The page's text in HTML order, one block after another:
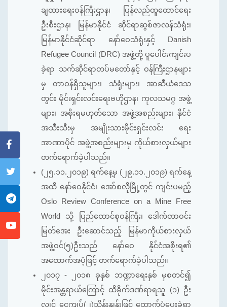
ချထားရေးဝန်ကြီးဌာန၊ ပြန်လည်ထူထောင်ရေး
ဦးစီးဌာန၊ မြန်မာနိုင်ငံ ဆိုင်ရာဆွစ်ဇာလန်သံရုံး၊
မြန်မာနိုင်ငံဆိုင်ရာ နော်ဝေသံရုံးနှင့် Danish
Refugee Council (DRC) အဖွဲ့တို့ ပူပေါင်းကျင်းပ
ခဲ့ရာ သက်ဆိုင်ရာတပ်မတော်နှင့် ဝန်ကြီးဌာနများ
မှ တာဝန်ရှိသူများ၊ သံရုံးများ၊ အာဆီယံဒေသ
တွင်း မိုင်းရှင်းလင်းရေးဗဟိုဌာန၊ ကုလသမဂ္ဂ အဖွဲ့
များ၊ အစိုးရမဟုတ်သော အဖွဲ့အစည်းများ၊ နိုင်ငံ
အသီးသီးမှ အမျိုးသားမိုင်းရှင်းလင်း ရေး
အာဏာပိုင် အဖွဲ့အစည်းများမှ ကိုယ်စားလှယ်များ
တက်ရောက်ခဲ့ပါသည်။
(၂၅.၁၁.၂၀၁၉) ရက်နေ့မှ (၂၉.၁၁.၂၀၁၉) ရက်နေ့
အထိ နော်ဝေနိုင်ငံ၊ အော်စလိုမြို့တွင် ကျင်းပမည့်
Oslo Review Conference on a Mine Free
World သို့ ပြည်ထောင်စုဝန်ကြီး၊ ဒေါက်တာဝင်း
မြတ်အေး ဦးဆောင်သည့် မြန်မာကိုယ်စားလှယ်
အဖွဲ့ဝင်(၅)ဦးသည် နော်ဝေ နိုင်ငံအစိုးရ၏
အထောက်အပံ့ဖြင့် တက်ရောက်ခဲ့ပါသည်။
၂၀၁၇ - ၂၀၁၈ ခုနှစ် ဘဏ္ဍာရေးနှစ် မှစတင်၍
မိုင်းအန္တရာယ်ကြောင့် ထိခိုက်ဒဏ်ရာရသူ (၁) ဦး
လျှင် ငွေကျပ်(၂)သိန်းနှုန်းဖြင့် ထောက်ပံ့ပေးခဲ့ရာ